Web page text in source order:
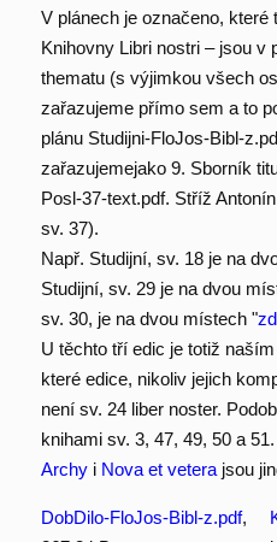
V plánech je označeno, které
Knihovny Libri nostri – jsou v
thematu (s výjimkou všech
zařazujeme přímo sem a to
plánu Studijni-FloJos-Bibl-
zařazujemejako 9. Sborník
Posl-37-text.pdf. Stříž
sv. 37).
Např. Studijní, sv. 18 je na
Studijní, sv. 29 je na dvou
sv. 30, je na dvou místech "
U těchto tří edic je totiž
které edice, nikoliv jejich
není sv. 24 liber noster.
knihami sv. 3, 47, 49, 50 a 51.
Archyi Nova et veterajsou
DobDilo-FloJos-Bibl-z.pdf,